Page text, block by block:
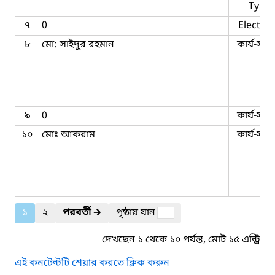
৭
0
৮
মো: সাইদুর রহমান কার্য-
৯ 0
কার্য-
১০
মোঃ আকরাম কার্য-
১ ২ পরবর্তী🡲
পৃষ্ঠায় যান
দেখছেন ১ থেকে ১০ পর্যন্ত, মোট ১৫ এন্ট্রি
এই কনটেন্টটি শেয়ার করতে ক্লিক করুন